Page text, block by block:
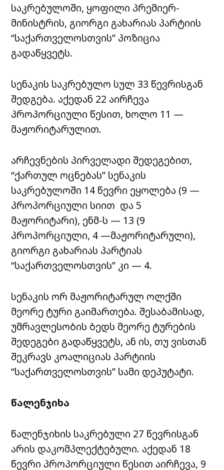
საკრებულოში, ყოფილი პრემიერ-
მინისტრის, გიორგი გახარიას პარტიის
“საქართველოსთვის” პოზიცია
გადაწყვეტს.
სენაკის საკრებულო სულ 33 წევრისგან
შედგება. აქედან 22 აირჩევა
პროპორციული წესით, ხოლო 11 —
მაჟორიტარულით.
არჩევნების პირველადი შედეგებით,
“ქართულ ოცნებას” სენაკის
საკრებულოში 14 წევრი ეყოლება (9 —
პროპორციული სიით და 5
მაჟორიტარი), ენმ-ს — 13 (9
პროპორციული, 4 —მაჟორიტარული),
გიორგი გახარიას პარტიას
“საქართველოსთვის” კი — 4.
სენაკის ორ მაჟორიტარულ ოლქში
მეორე ტური გაიმართება. შესაბამისად,
უმრავლესობის ბედს მეორე ტურების
შედეგები გადაწყვეტს, ან ის, თუ ვისთან
შეკრავს კოალიციას პარტიის
“საქართველოსთვის” სამი დეპუტატი.
წალენჯიხა
წალენჯიხის საკრებული 27 წევრისგან
არის დაკომპლექტებული. აქედან 18
წევრი პროპორციული წესით აირჩევა, 9